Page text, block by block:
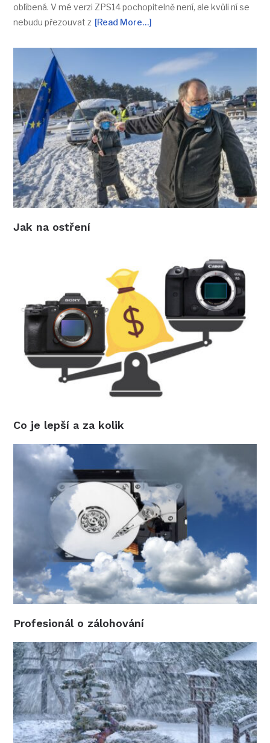
oblíbená. V mé verzi ZPS14 pochopitelně není, ale kvůli ní se
nebudu přezouvat z [Read More…]
Jak na ostření
Co je lepší a za kolik
Profesionál o zálohování